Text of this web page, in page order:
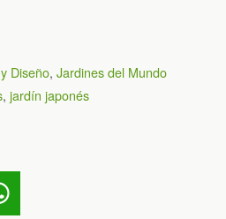
Diseño, Jardines del Mundo
, jardín japonés